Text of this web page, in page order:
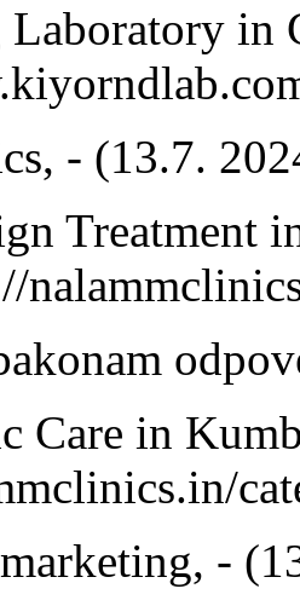
Laboratory in
, - (13.7.
Treatment
Care in
, -